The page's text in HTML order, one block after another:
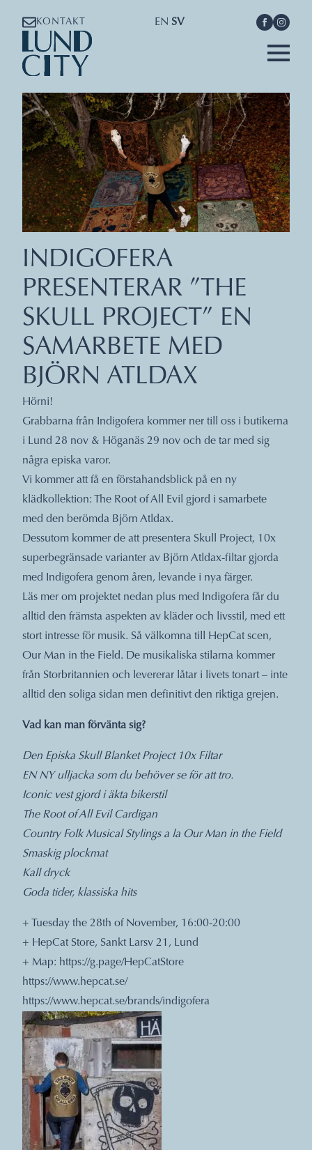
KONTAKT EN SV
INDIGOFERA
PRESENTERAR ”THE
SKULL PROJECT” EN
SAMARBETE MED
BJÖRN ATLDAX
Hörni!
Grabbarna från Indigofera kommer ner till oss i butikerna
i Lund 28 nov & Höganäs 29 nov och de tar med sig
några episka varor.
Vi kommer att få en förstahandsblick på en ny
klädkollektion: The Root of All Evil gjord i samarbete
med den berömda Björn Atldax.
Dessutom kommer de att presentera Skull Project, 10x
superbegränsade varianter av Björn Atldax-filtar gjorda
med Indigofera genom åren, levande i nya färger.
Läs mer om projektet nedan plus med Indigofera får du
alltid den främsta aspekten av kläder och livsstil, med ett
stort intresse för musik. Så välkomna till HepCat scen,
Our Man in the Field. De musikaliska stilarna kommer
från Storbritannien och levererar låtar i livets tonart – inte
alltid den soliga sidan men definitivt den riktiga grejen.
Vad kan man förvänta sig?
Den Episka Skull Blanket Project 10x Filtar
EN NY ulljacka som du behöver se för att tro.
Iconic vest gjord i äkta bikerstil
The Root of All Evil Cardigan
Country Folk Musical Stylings a la Our Man in the Field
Smaskig plockmat
Kall dryck
Goda tider, klassiska hits
+ Tuesday the 28th of November, 16:00-20:00
+ HepCat Store, Sankt Larsv 21, Lund
+ Map: https://g.page/HepCatStore
https://www.hepcat.se/
https://www.hepcat.se/brands/indigofera